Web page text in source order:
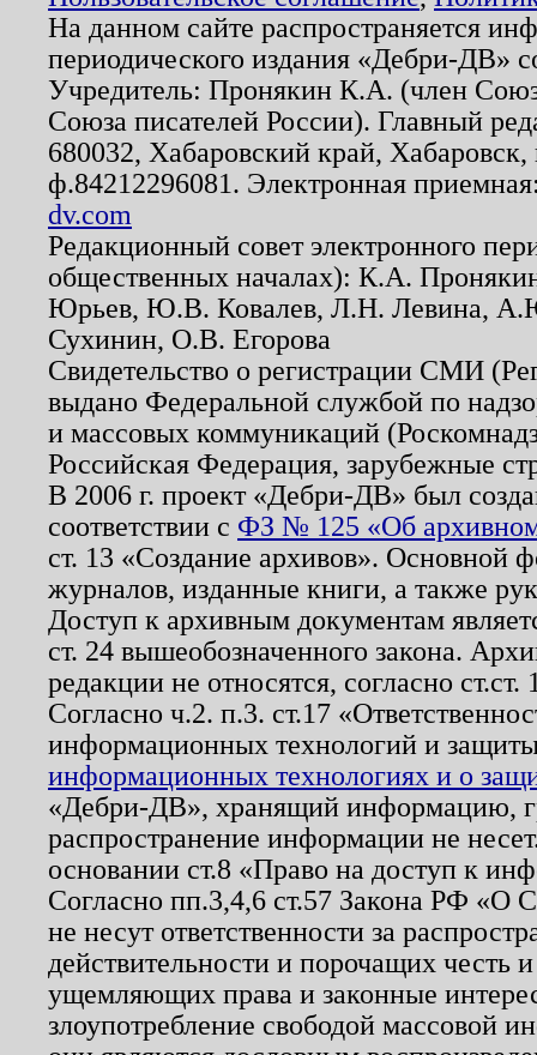
На данном сайте распространяется
периодического издания «Дебри-ДВ»
Учредитель: Пронякин К.А. (член
Союза писателей России). Главный
680032, Хабаровский край,
ф.84212296081. Электронная
dv.com
Редакционный совет электронного
общественных началах): К.А.
Юрьев, Ю.В. Ковалев, Л.Н. Левина,
Сухинин, О.В. Егорова
Свидетельство о регистрации СМИ
выдано Федеральной службой по
и массовых коммуникаций
Российская Федерация, зарубежные
В 2006 г. проект «Дебри-ДВ» был
соответствии с ФЗ № 125 «Об
ст. 13 «Создание архивов». Основной
журналов, изданные книги, а также
Доступ к архивным документам
ст. 24 вышеобозначенного закона.
редакции не относятся, согласно
Согласно ч.2. п.3. ст.17
информационных технологий и
информационных технологиях и о
«Дебри-ДВ», хранящий информацию,
распространение информации не
основании ст.8 «Право на доступ к
Согласно пп.3,4,6 ст.57 Закона РФ «О
не несут ответственности за
действительности и порочащих честь
ущемляющих права и законные
злоупотребление свободой массовой